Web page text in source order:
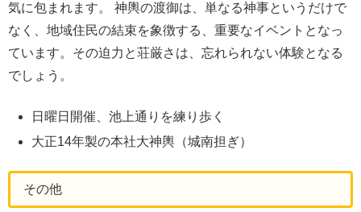
気に包まれます。 神輿の渡御は、単なる神事というだけで
なく、地域住民の結束を象徴する、重要なイベントとなっ
ています。その迫力と荘厳さは、忘れられない体験となる
でしょう。
日曜日開催、池上通りを練り歩く
大正14年製の本社大神輿（城南担ぎ）
その他